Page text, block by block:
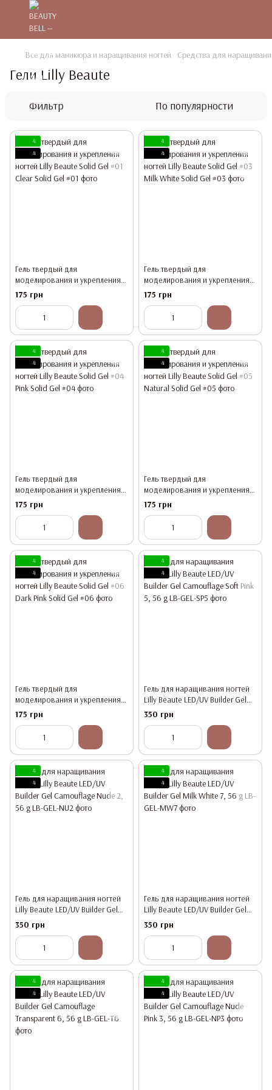
Все для маникюра и наращивания ногтей Средства для
Гели Lilly Beaute
Фильтр По популярности
4
4
Гель твердый для
моделирования и укрепления
ногтей Lilly Beaute Solid Gel #01
175 грн
4
4
Гель твердый для
моделирования и укрепления
ногтей Lilly Beaute Solid Gel #03
Milk White
175 грн
4
4
Гель твердый для
моделирования и укрепления
ногтей Lilly Beaute Solid Gel #04
175 грн
4
4
Гель твердый для
моделирования и укрепления
ногтей Lilly Beaute Solid Gel #05
Natural
175 грн
4
4
Гель твердый для
моделирования и укрепления
ногтей Lilly Beaute Solid Gel #06
Dark Pink
175 грн
4
4
Гель для наращивания ногтей
Lilly Beaute LED/UV Builder Gel
Camouflage Soft Pink 5, 56 g
350 грн
4
4
Гель для наращивания ногтей
Lilly Beaute LED/UV Builder Gel
Camouflage Nude 2, 56 g
350 грн
4
4
Гель для наращивания ногтей
Lilly Beaute LED/UV Builder Gel
Milk White 7, 56 g
350 грн
4
4
4
4